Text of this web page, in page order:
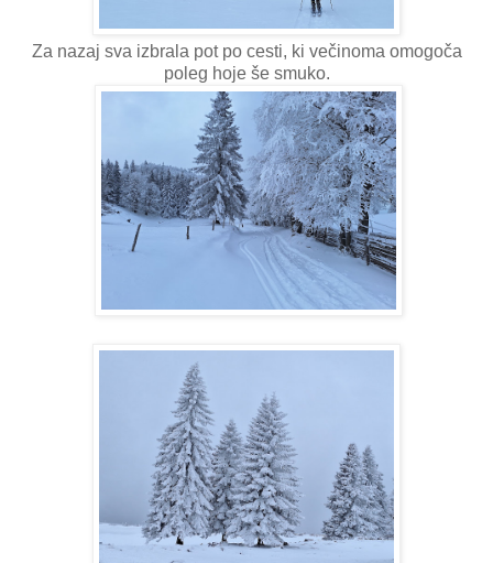
Za nazaj sva izbrala pot po cesti, ki večinoma omogoča
poleg hoje še smuko.